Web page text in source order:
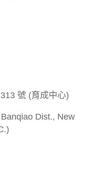
號 (育成中心)
Dist., New